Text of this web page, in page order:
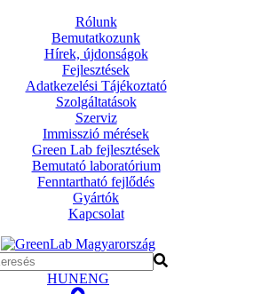
Rólunk
Bemutatkozunk
Hírek, újdonságok
Fejlesztések
Adatkezelési Tájékoztató
Szolgáltatások
Szerviz
Immisszió mérések
Green Lab fejlesztések
Bemutató laboratórium
Fenntartható fejlődés
Gyártók
Kapcsolat
HUNENG